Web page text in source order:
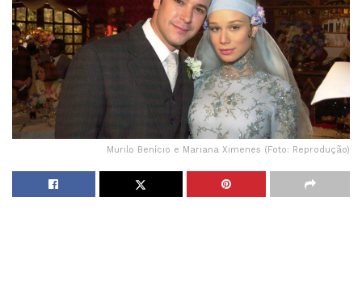
Murilo Benício e Mariana Ximenes (Foto: Reprodução)